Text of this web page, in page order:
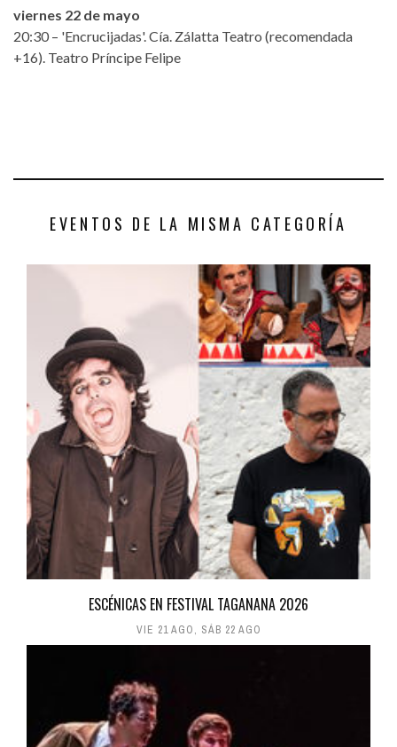
viernes 22 de mayo
20:30 – 'Encrucijadas'. Cía. Zálatta Teatro (recomendada
+16). Teatro Príncipe Felipe
EVENTOS DE LA MISMA CATEGORÍA
ESCÉNICAS EN FESTIVAL TAGANANA 2026
VIE 21 AGO, SÁB 22 AGO